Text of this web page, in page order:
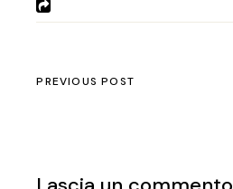
PREVIOUS POST